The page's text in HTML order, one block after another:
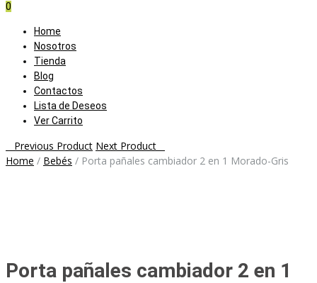
0
Skip
content
Home
Nosotros
Tienda
Blog
Contactos
Lista de Deseos
Ver Carrito
Post
navigation
Previous Product Next Product
Home / Bebés / Porta pañales cambiador 2 en 1 Morado-Gris
Porta pañales cambiador 2 en 1